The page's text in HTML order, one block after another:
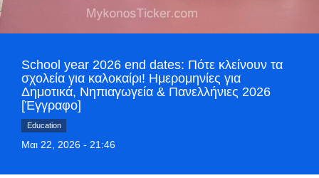
World
Style Adorés
Greece
Entertainment
School year 2026 end dates: Πότε κλείνουν τα
σχολεία για καλοκαίρι! Ημερομηνίες για
Δημοτικά, Νηπιαγωγεία & Πανελλήνιες 2026
[Έγγραφο]
Education
Μαι 22, 2026 - 21:46